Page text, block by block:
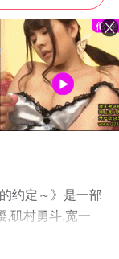
约定～》是一部
,矶村勇斗,宽一
，手机免费观看